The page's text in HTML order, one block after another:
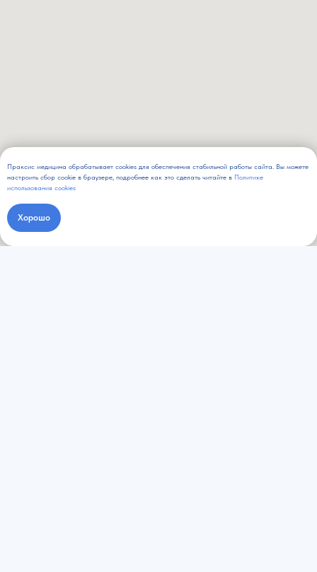
Праксис медицина обрабатывает cookies для обеспечения стабильной работы сайта. Вы можете
настроить сбор cookie в браузере, подробнее как это сделать читайте в Политике
использования cookies
Хорошо